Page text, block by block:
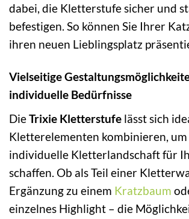
dabei, die Kletterstufe sicher und
befestigen. So können Sie Ihrer
ihren neuen Lieblingsplatz
Vielseitige
individuelle Bedürfnisse
DieTrixie Kletterstufe lässt sich
Kletterelementen kombinieren, um
individuelle Kletterlandschaft für
schaffen. Ob als Teil einer
Ergänzung zu einem Kratzbaum
einzelnes Highlight – die